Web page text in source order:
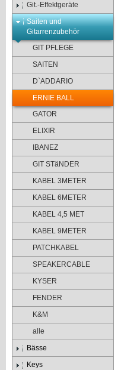
Git.-Effektgeräte
Saiten und
Gitarrenzubehör
GIT PFLEGE
SAITEN
D`ADDARIO
ERNIE BALL
GATOR
ELIXIR
IBANEZ
GIT STäNDER
KABEL 3METER
KABEL 6METER
KABEL 4,5 MET
KABEL 9METER
PATCHKABEL
SPEAKERCABLE
KYSER
FENDER
K&M
alle
Bässe
Keys